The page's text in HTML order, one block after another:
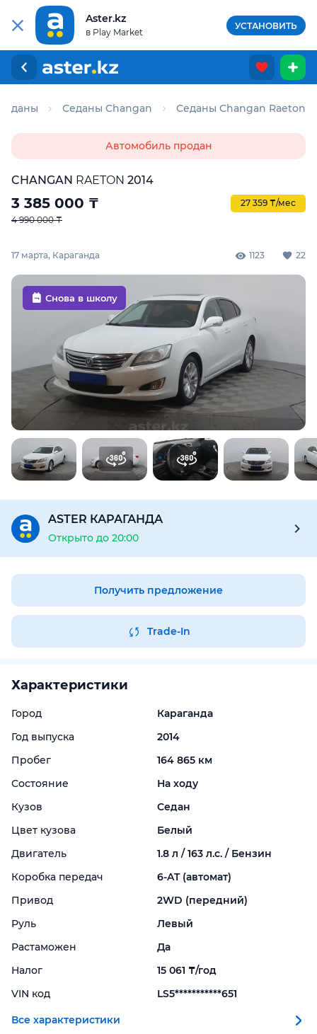
Aster.kz
в Play Market
УСТАНОВИТЬ
Седаны Changan Седаны Changan Raeton
Автомобиль продан
CHANGAN RAETON 2014
3 385 000 ₸
27 359 ₸/мес
4 990 000 ₸
17 марта, Караганда 1123 22
Снова в школу
Для этого авто доступен отчёт Aster Check
Предоставим подробную информацию об автомобиле:
техническое состояние, пробег, история осмотров,
юридическая проверка по базам РК и РФ
Купить отчёт за 1000₸
ASTER КАРАГАНДА
Открыто до 20:00
Получить предложение
Trade-In
Характеристики
Город
Караганда
Год выпуска
2014
Пробег
164 865 км
Состояние
На ходу
Кузов
Седан
Цвет кузова
Белый
Двигатель
1.8 л / 163 л.с. / Бензин
Коробка передач
6-AT (автомат)
Привод
2WD (передний)
Руль
Левый
Растаможен
Да
Налог
15 061 ₸/год
VIN код
LS5***********651
Все характеристики